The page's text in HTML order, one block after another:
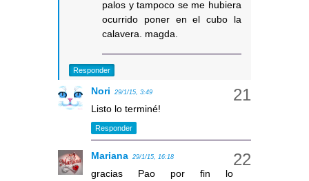
palos y tampoco se me hubiera
ocurrido poner en el cubo la
calavera. magda.
Responder
Nori 29/1/15, 3:49
Listo lo terminé!
Responder
Mariana 29/1/15, 16:18
gracias Pao por fin lo